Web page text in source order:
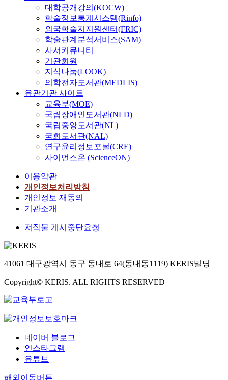
대학공개강의(KOCW)
학술정보통계시스템(Rinfo)
외국학술지지원센터(FRIC)
학술관계분석서비스(SAM)
사서커뮤니티
기관회원
지식나눔(LOOK)
의학전자도서관(MEDLIS)
유관기관 사이트
교육부(MOE)
국립장애인도서관(NLD)
국립중앙도서관(NL)
국회도서관(NAL)
연구윤리정보포털(CRE)
사이언스온 (ScienceON)
이용약관
개인정보처리방침
개인정보 재동의
기관소개
저작물 게시중단요청
41061 대구광역시 동구 동내로 64(동내동1119) KERIS빌딩
Copyright© KERIS. ALL RIGHTS RESERVED
네이버 블로그
인스타그램
유튜브
해외이동버튼